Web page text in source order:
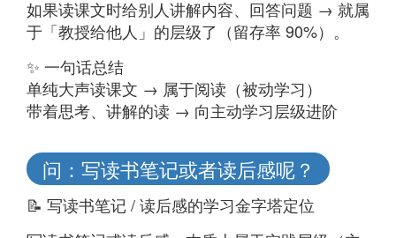
如果读课文时给别人讲解内容、回答问题 → 就属
于「教授给他人」的层级了（留存率 90%）。
✨ 一句话总结
单纯大声读课文 → 属于阅读（被动学习）
带着思考、讲解的读 → 向主动学习层级进阶
问：写读书笔记或者读后感呢？
📝 写读书笔记 / 读后感的学习金字塔定位